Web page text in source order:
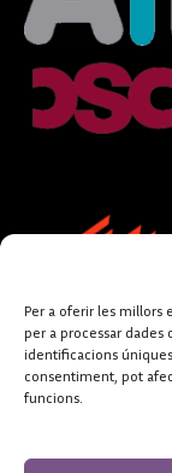
Per a oferir les
per a processar
identificacions
consentiment, pot
funcions.
FUNDACIÓ